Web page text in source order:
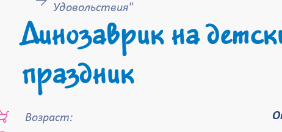
Удовольствия"
Динозаврик на
праздник
Возраст: